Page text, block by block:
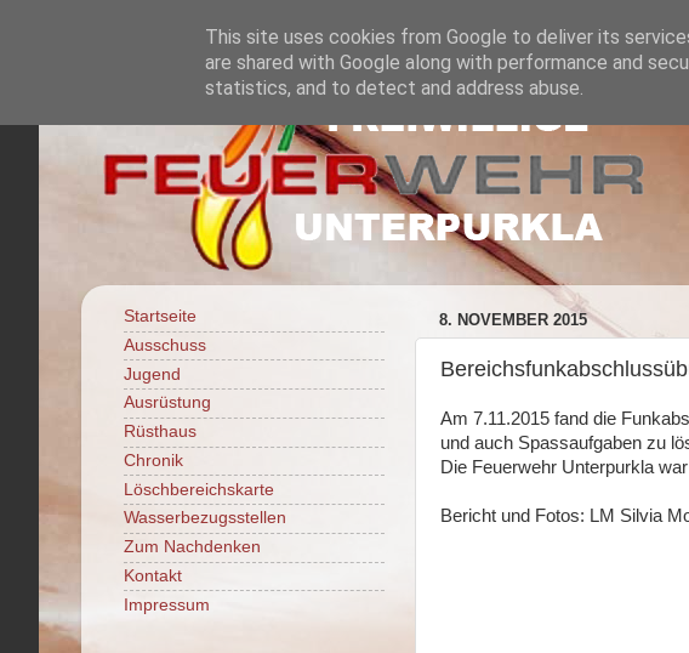
8. NOVEMBER 2015
Am 7.11.2015 fand die
und auch Spassaufgaben zu
Die Feuerwehr Unterpurkla
Bericht und Fotos: LM Silvia
Startseite
Ausschuss
Jugend
Ausrüstung
Rüsthaus
Chronik
Löschbereichskarte
Wasserbezugsstellen
Zum Nachdenken
Kontakt
Impressum
This site uses cookies from Google to deliver its
are shared with Google along with performance and
statistics, and to detect and address abuse.